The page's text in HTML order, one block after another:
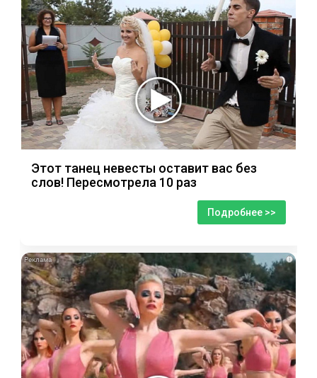
Этот танец невесты оставит вас без
слов! Пересмотрела 10 раз
Подробнее >>
i